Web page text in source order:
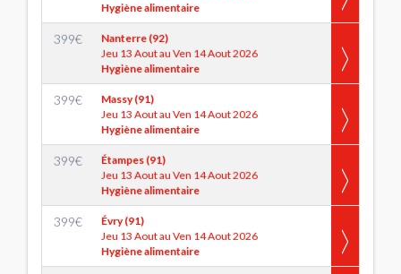
Hygiène alimentaire
399€
Nanterre (92)
Jeu 13 Aout au Ven 14 Aout 2026
Hygiène alimentaire
399€
Massy (91)
Jeu 13 Aout au Ven 14 Aout 2026
Hygiène alimentaire
399€
Étampes (91)
Jeu 13 Aout au Ven 14 Aout 2026
Hygiène alimentaire
399€
Évry (91)
Jeu 13 Aout au Ven 14 Aout 2026
Hygiène alimentaire